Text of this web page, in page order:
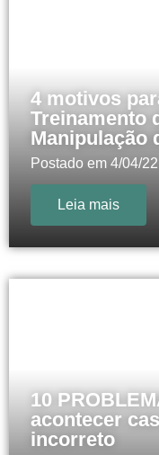
4 motivos
Treinamento
Manipulação
Postado em 4/04/22
Leia mais
10
acontecer
incorreto